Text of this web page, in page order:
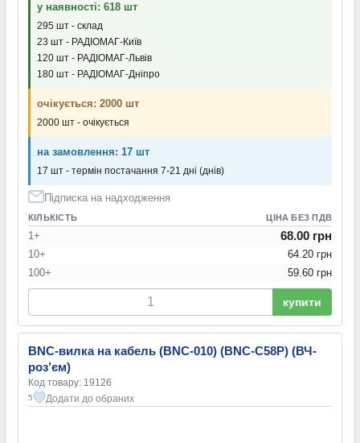
у наявності: 618 шт
295 шт - склад
23 шт - РАДІОМАГ-Київ
120 шт - РАДІОМАГ-Львів
180 шт - РАДІОМАГ-Дніпро
очікується: 2000 шт
2000 шт - очікується
на замовлення: 17 шт
17 шт - термін постачання 7-21 дні (днів)
Підписка на надходження
КІЛЬКІСТЬ ЦІНА БЕЗ ПДВ
1+ 68.00 грн
10+
64.20 грн
100+
59.60 грн
купити
BNC-вилка на кабель (BNC-010) (BNC-С58Р) (ВЧ-
роз’єм)
Код товару: 19126
5 Додати до обраних